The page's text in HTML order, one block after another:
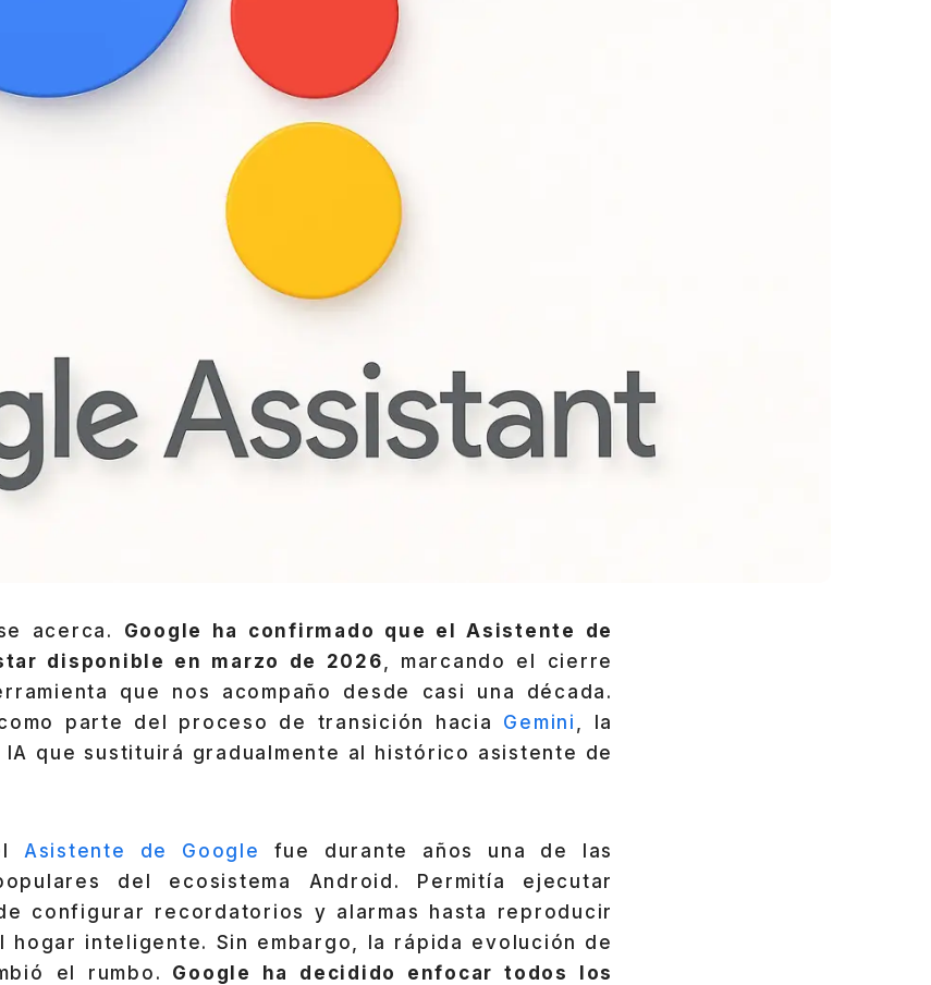
acerca. Google ha confirmado que el Asistente de
disponible en marzo de 2026, marcando el cierre
que nos acompaño desde casi una década.
parte del proceso de transición hacia Gemini , la
que sustituirá gradualmente al histórico asistente de
Asistente de Google
fue durante años una de las
del ecosistema Android. Permitía ejecutar
configurar recordatorios y alarmas hasta reproducir
hogar inteligente. Sin embargo, la rápida evolución de
el rumbo.
Google ha decidido enfocar todos los